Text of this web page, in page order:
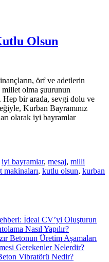
Olsun
örf ve adetlerin
olma şuurunun
bir arada, sevgi dolu ve
Kurban Bayramınız
olarak iyi bayramlar
iyi bayramlar, mesaj, milli
makinaları, kutlu olsun, kurban
İdeal CV’yi Oluşturun
Nasıl Yapılır?
Betonun Üretim Aşamaları
Gerekenler Nelerdir?
Vibratörü Nedir?